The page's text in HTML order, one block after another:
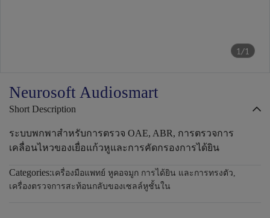
1/1
Neurosoft Audiosmart
Short Description
ระบบพกพาสำหรับการตรวจ OAE, ABR, การตรวจการ
เคลื่อนไหวของเยื่อแก้วหูและการคัดกรองการได้ยิน
Categories:เครื่องมือแพทย์ หูคอจมูก การได้ยิน และการทรงตัว,
เครื่องตรวจการสะท้อนกลับของเซลล์หูชั้นใน